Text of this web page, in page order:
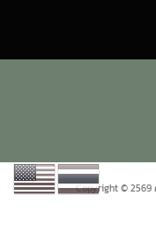
Copyright © 2569